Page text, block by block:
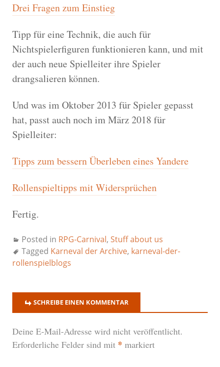
Drei Fragen zum Einstieg
Tipp für eine Technik, die auch für
Nichtspielerfiguren funktionieren kann, und mit
der auch neue Spielleiter ihre Spieler
drangsalieren können.
Und was im Oktober 2013 für Spieler gepasst
hat, passt auch noch im März 2018 für
Spielleiter:
Tipps zum bessern Überleben eines Yandere
Rollenspieltipps mit Widersprüchen
Fertig.
Posted in RPG-Carnival, Stuff about us
Tagged Karneval der Archive, karneval-der-
rollenspielblogs
SCHREIBE EINEN KOMMENTAR
Deine E-Mail-Adresse wird nicht veröffentlicht.
Erforderliche Felder sind mit * markiert